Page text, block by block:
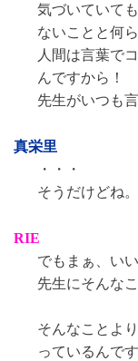
気づいていて
ないことと何
人間は言葉で
んですから！
先生がいつも
真栄里
・・・
そうだけどね。
RIE
でもまぁ、いい
先生にそんな
そんなことよ
っているんで